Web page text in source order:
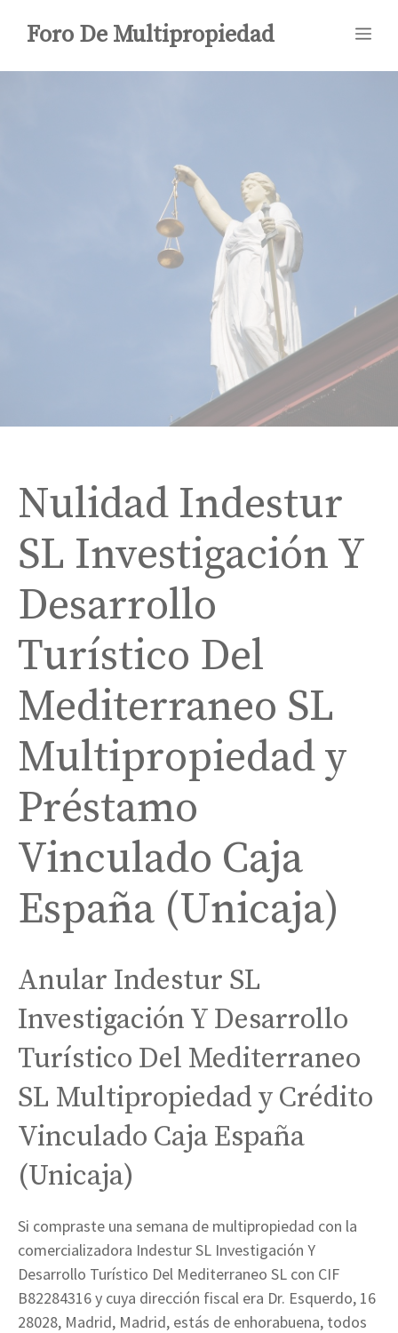
Foro De Multipropiedad
Nulidad Indestur
SL Investigación Y
Desarrollo
Turístico Del
Mediterraneo SL
Multipropiedad y
Préstamo
Vinculado Caja
España (Unicaja)
Anular Indestur SL
Investigación Y Desarrollo
Turístico Del Mediterraneo
SL Multipropiedad y Crédito
Vinculado Caja España
(Unicaja)
Si compraste una semana de multipropiedad con la
comercializadora Indestur SL Investigación Y
Desarrollo Turístico Del Mediterraneo SL con CIF
B82284316 y cuya dirección fiscal era Dr. Esquerdo, 16
28028, Madrid, Madrid, estás de enhorabuena, todos